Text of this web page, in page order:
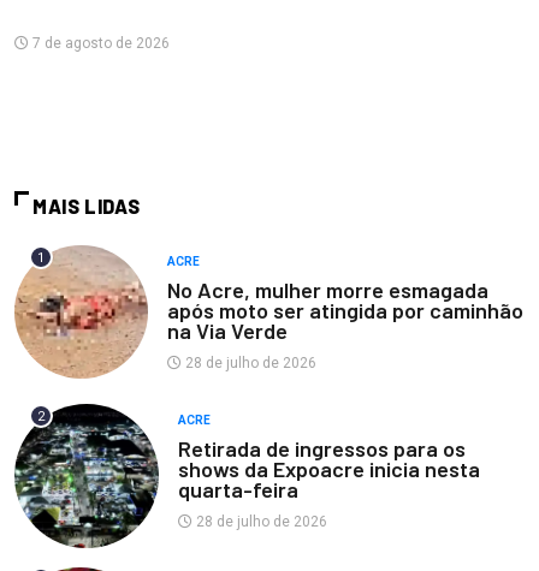
7 de agosto de 2026
MAIS LIDAS
1 ACRE
No Acre, mulher morre esmagada
após moto ser atingida por caminhão
na Via Verde
28 de julho de 2026
2 ACRE
Retirada de ingressos para os
shows da Expoacre inicia nesta
quarta-feira
28 de julho de 2026